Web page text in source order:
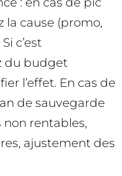
la cause (promo,
c’est
du budget
l’effet. En cas de
de sauvegarde
non rentables,
ajustement des